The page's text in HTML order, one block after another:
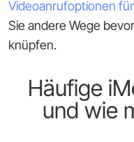
Videoanrufoptionen
Sie andere Wege
knüpfen.
Häufige
und wie